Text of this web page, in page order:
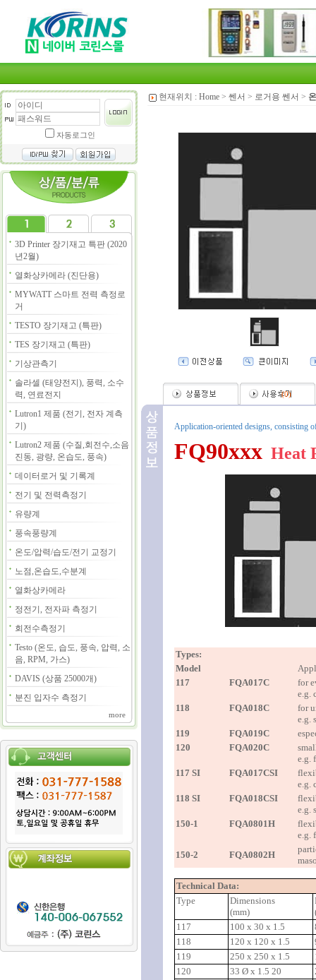
자동로그인
3D Printer 장기재고 특판 (2020
년2월)
열화상카메라 (진단용)
MYWATT 스마트 전력 측정로
거
TESTO 장기재고 (특판)
TES 장기재고 (특판)
기상관측기
솔라셀 (태양전지), 풍력, 소수
력, 연료전지
Lutron1 제품 (전기, 전자 계측
기)
Lutron2 제품 (수질,회전수,소음
진동, 광량, 온습도, 풍속)
데이터로거 및 기록계
전기 및 전력측정기
유량계
풍속풍량계
온도/압력/습도/전기 교정기
노점,온습도,수분계
열화상카메라
정전기, 전자파 측정기
회전수측정기
Testo (온도, 습도, 풍속, 압력, 소
음, RPM, 가스)
DAVIS (상품 25000개)
분진 입자수 측정기
more
현재위치 : Home> 쎈서 > 로거용 쎈서 >
(0)
Application-oriented designs, consisting
FQ90xxx Heat
Types:
Model
117
FQA017C
for
e.g.
118
FQA018C
for
e.g.
119
FQA019C
120
FQA020C
e.g.
117 SI
FQA017CSI
e.g.
118 SI
FQA018CSI
e.g.
150-1
FQA0801H
e.g.
150-2
FQA0802H
Technical Data:
Type
Dimensions
(mm)
117
100 x 30 x 1.5
118
120 x 120 x 1.5
119
250 x 250 x 1.5
120
33 Ø x 1.5 20